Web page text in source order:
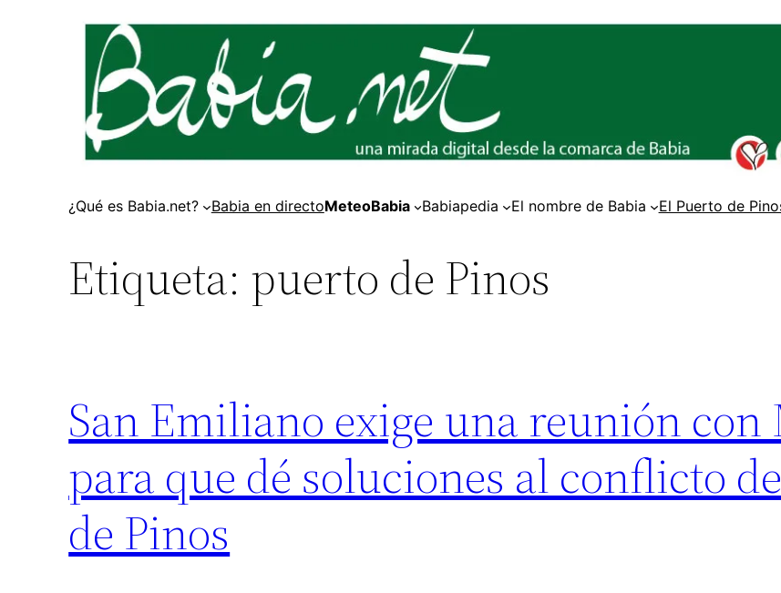
¿Qué es Babia.net? Babia en directoMeteoBabia Babiapedia El nombre de Babia El Puerto de
Etiqueta: puerto de Pinos
San Emiliano exige una reunión con
para que dé soluciones al conflicto
de Pinos